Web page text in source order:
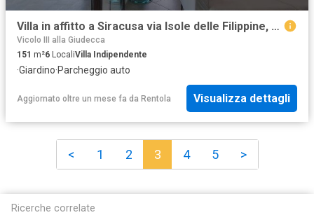
Villa in affitto a Siracusa via Isole delle Filippine, snc, non arredato/vuoto, giardino privato, box TrovaCasa
Vicolo III alla Giudecca
151 m²6 LocaliVilla Indipendente
·Giardino·Parcheggio auto
Aggiornato oltre un mese fa da Rentola Visualizza dettagli
< 1 2 3 4 5 >
Ricerche correlate